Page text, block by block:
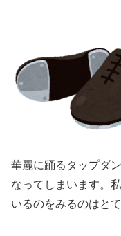
華麗に踊るタップダ
なってしまいます。
いるのをみるのはと